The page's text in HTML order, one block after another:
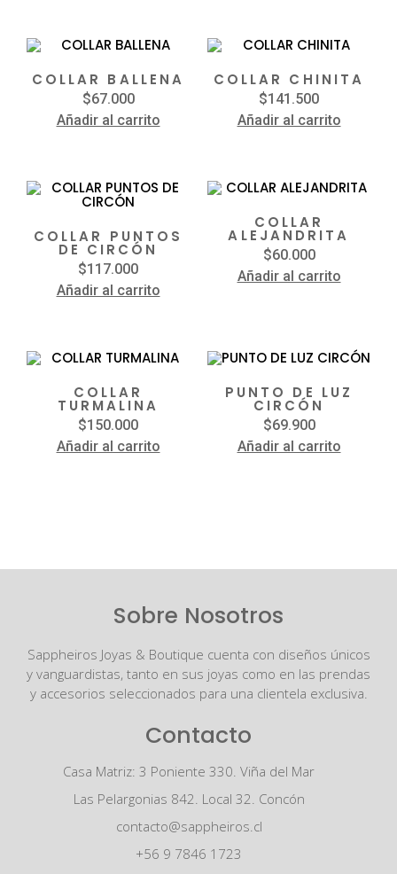
COLLAR BALLENA
$67.000
Añadir al carrito
COLLAR CHINITA
$141.500
Añadir al carrito
COLLAR PUNTOS
DE CIRCÓN
$117.000
Añadir al carrito
COLLAR
ALEJANDRITA
$60.000
Añadir al carrito
COLLAR
TURMALINA
$150.000
Añadir al carrito
PUNTO DE LUZ
CIRCÓN
$69.900
Añadir al carrito
Sobre Nosotros
Sappheiros Joyas & Boutique cuenta con diseños únicos
y vanguardistas, tanto en sus joyas como en las prendas
y accesorios seleccionados para una clientela exclusiva.
Contacto
Casa Matriz: 3 Poniente 330. Viña del Mar
Las Pelargonias 842. Local 32. Concón
contacto@sappheiros.cl
+56 9 7846 1723